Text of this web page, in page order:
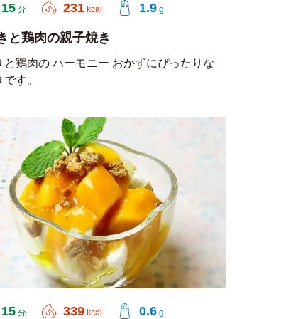
15 分 231 kcal 1.9 g
と鶏肉の親子焼き
と鶏肉の ハーモニー おかずにぴったりな
す。
15 分 339 kcal 0.6 g